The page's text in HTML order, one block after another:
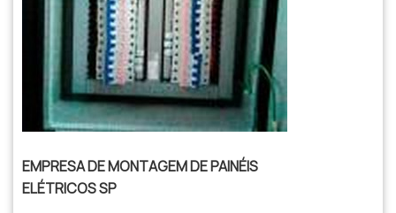
EMPRESA DE MONTAGEM DE PAINÉIS
ELÉTRICOS SP